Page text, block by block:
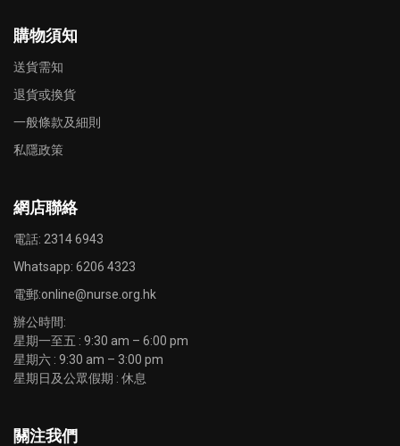
購物須知
送貨需知
退貨或換貨
一般條款及細則
私隱政策
網店聯絡
電話: 2314 6943
Whatsapp: 6206 4323
電郵:online@nurse.org.hk
辦公時間:
星期一至五 : 9:30 am – 6:00 pm
星期六 : 9:30 am – 3:00 pm
星期日及公眾假期 : 休息
關注我們